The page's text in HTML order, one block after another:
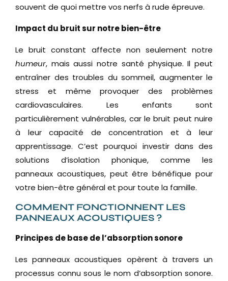
souvent de quoi mettre vos nerfs à rude épreuve.
Impact du bruit sur notre bien-être
Le bruit constant affecte non seulement notre
humeur, mais aussi notre santé physique. Il peut
entraîner des troubles du sommeil, augmenter le
stress et même provoquer des problèmes
cardiovasculaires. Les enfants sont
particulièrement vulnérables, car le bruit peut nuire
à leur capacité de concentration et à leur
apprentissage. C’est pourquoi investir dans des
solutions d’isolation phonique, comme les
panneaux acoustiques, peut être bénéfique pour
votre bien-être général et pour toute la famille.
COMMENT FONCTIONNENT LES
PANNEAUX ACOUSTIQUES ?
Principes de base de l’absorption sonore
Les panneaux acoustiques opèrent à travers un
processus connu sous le nom d’absorption sonore.